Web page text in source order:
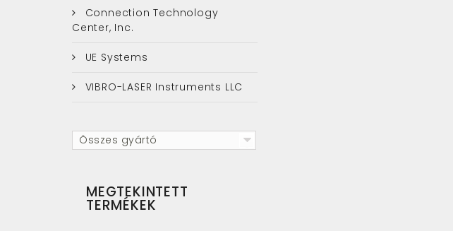
Connection Technology
Center, Inc.
UE Systems
VIBRO-LASER Instruments LLC
Összes gyártó
MEGTEKINTETT
TERMÉKEK